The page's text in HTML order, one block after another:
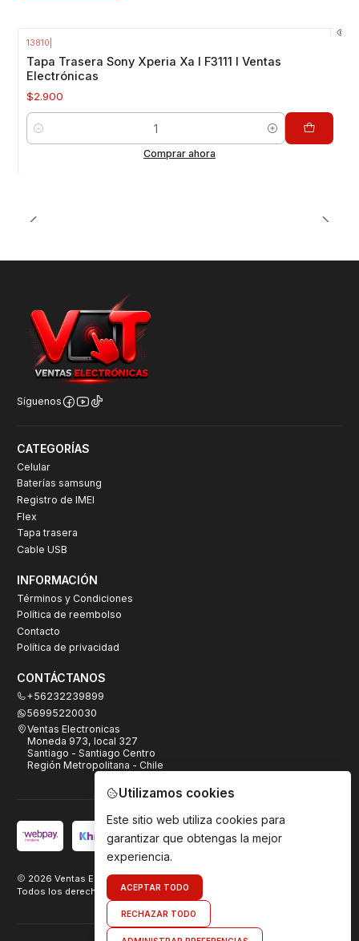
13810
Tapa Trasera Sony Xperia Xa I F3111 I Ventas
Electrónicas
$2.900
Cantidad
Comprar ahora
Síguenos
CATEGORÍAS
Celular
Baterías samsung
Registro de IMEI
Flex
Tapa trasera
Cable USB
INFORMACIÓN
Términos y Condiciones
Política de reembolso
Contacto
Política de privacidad
CONTÁCTANOS
+56232239899
56995220030
Ventas Electronicas
Moneda 973, local 327
Santiago - Santiago Centro
Región Metropolitana - Chile
2026 Ventas Electrónicas.
Todos los derechos reservados. Desarrollado por
Utilizamos cookies
Este sitio web utiliza cookies para
garantizar que obtengas la mejor
experiencia.
ACEPTAR TODO
RECHAZAR TODO